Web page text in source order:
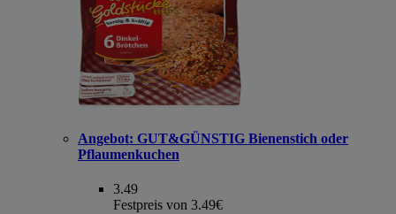
Angebot: GUT&GÜNSTIG Bienenstich oder
Pflaumenkuchen
3.49
Festpreis von 3.49€